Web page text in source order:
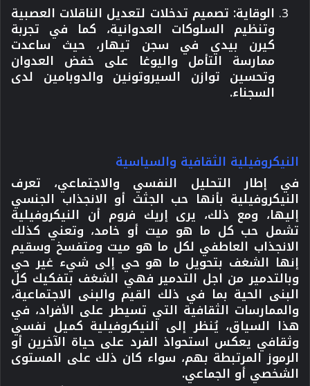
الوقاية: تصميم تدخلات لتعديل الناقلات العصبية
وتنظيم السلوكات العدوانية، كما في تجربة
كيرن بيدي في سجن تيهار، حيث ساعدت
ممارسة التأمل واليوغا على خفض العدوان
وتحسين توازن السيروتونين والدوبامين لدى
السجناء.
النيكروفيلية الثقافية والسياسية
في إطار التحليل النفسي والاجتماعي، تعرف
النيكروفيلية بأنها حب الجثث أو الانجذاب الجنسي
إليها، ومع ذلك، يرى إريك فروم أن النيكروفيلية
تشمل حب كل ما هو ميت أو خامد، وتعني كذلك
الانجذاب العاطفي لكل ما هو ميت ومتفسخ وسقيم
إنها الشغف بتحويل ما هو حي إلى شيء غير حي
وبالتدمير من اجل التدمير فهي الشغف بتفكيك كل
البنى الحية بما في ذلك القيم والبنى الاجتماعية،
والممارسات الثقافية التي تسيطر على الأفراد، في
هذا السياق، يُنظر إلى النيكروفيلية كميل نفسي
وثقافي يعكس استحواذ الفرد على حياة الآخرين أو
الرموز المرتبطة بهم، سواء كان ذلك على المستوى
الشخصي أو الجماعي.